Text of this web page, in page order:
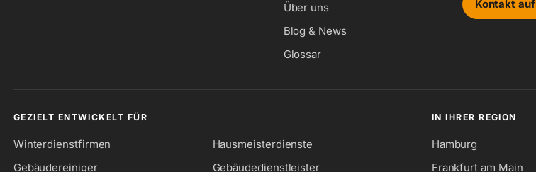
Über uns
Blog & News
Glossar
Kontakt
GEZIELT ENTWICKELT FÜR
Winterdienstfirmen
Hausmeisterdienste
Gebäudereiniger
Gebäudedienstleister
IN IHRER REGION
Hamburg
Frankfurt am Main